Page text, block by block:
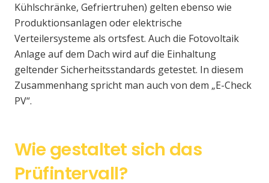
Kühlschränke, Gefriertruhen) gelten ebenso wie
Produktionsanlagen oder elektrische
Verteilersysteme als ortsfest. Auch die Fotovoltaik
Anlage auf dem Dach wird auf die Einhaltung
geltender Sicherheitsstandards getestet. In diesem
Zusammenhang spricht man auch von dem „E-Check
PV“.
Wie gestaltet sich das
Prüfintervall?